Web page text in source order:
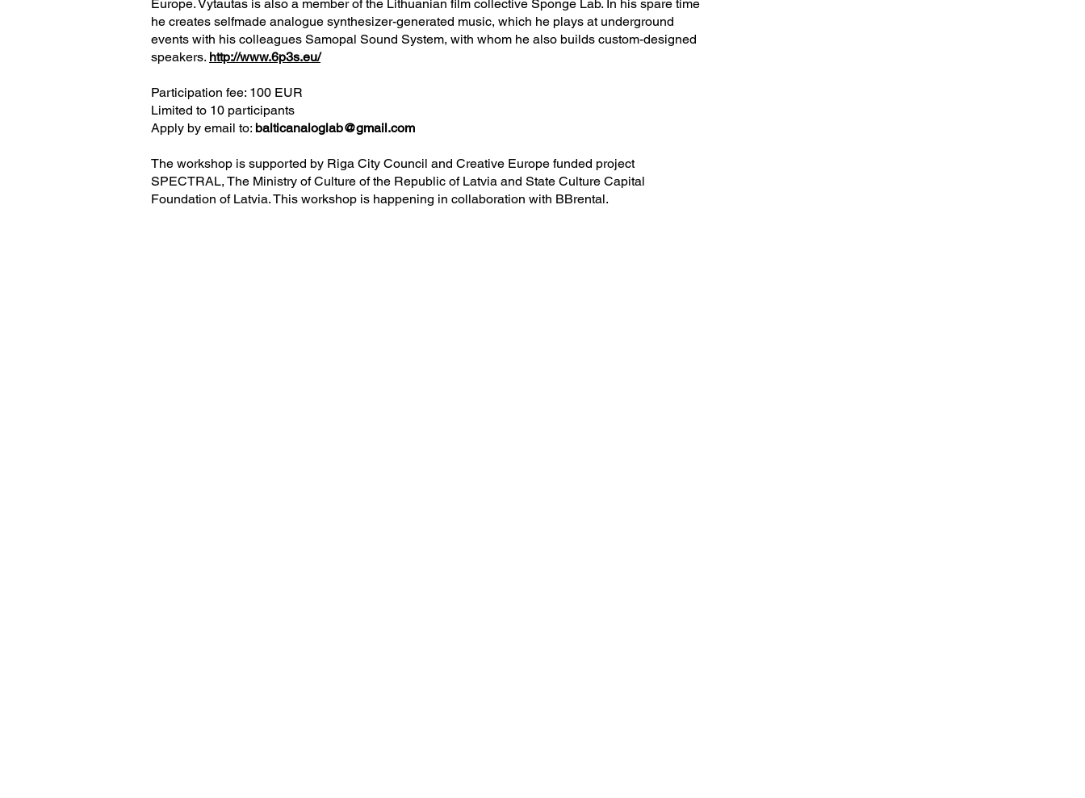
Europe. Vytautas is also a member of the Lithuanian film collective Sponge Lab. In his spare time
he creates selfmade analogue synthesizer-generated music, which he plays at underground
events with his colleagues Samopal Sound System, with whom he also builds custom-designed
speakers. http://www.6p3s.eu/
Participation fee: 100 EUR
Limited to 10 participants
Apply by email to: balticanaloglab@gmail.com
The workshop is supported by Riga City Council and Creative Europe funded project
SPECTRAL, The Ministry of Culture of the Republic of Latvia and State Culture Capital
Foundation of Latvia. This workshop is happening in collaboration with BBrental.